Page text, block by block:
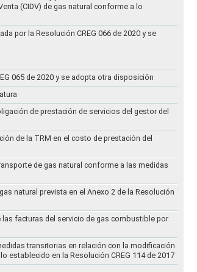
(CIDV) de gas natural conforme a lo
por la Resolución CREG 066 de 2020 y se
065 de 2020 y se adopta otra disposición
de prestación de servicios del gestor del
de la TRM en el costo de prestación del
de gas natural conforme a las medidas
natural prevista en el Anexo 2 de la Resolución
las facturas del servicio de gas combustible por
transitorias en relación con la modificación
en la Resolución CREG 114 de 2017